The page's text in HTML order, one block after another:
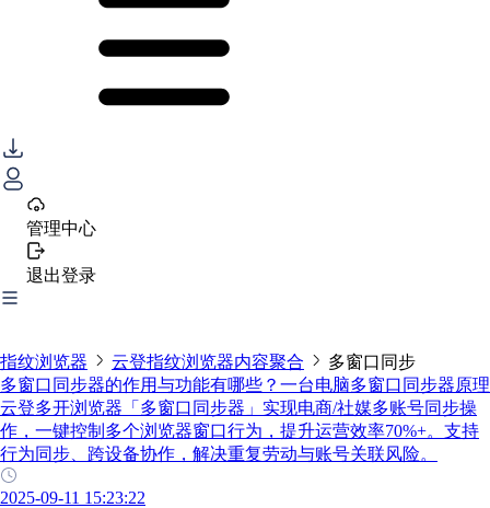
管理中心
退出登录
指纹浏览器 云登指纹浏览器内容聚合
多窗口同步
多窗口同步器的作用与功能有哪些？一台电脑多窗口同步器原理
云登多开浏览器「多窗口同步器」实现电商/社媒多账号同步操
作，一键控制多个浏览器窗口行为，提升运营效率70%+。支持
行为同步、跨设备协作，解决重复劳动与账号关联风险。
2025-09-11 15:23:22